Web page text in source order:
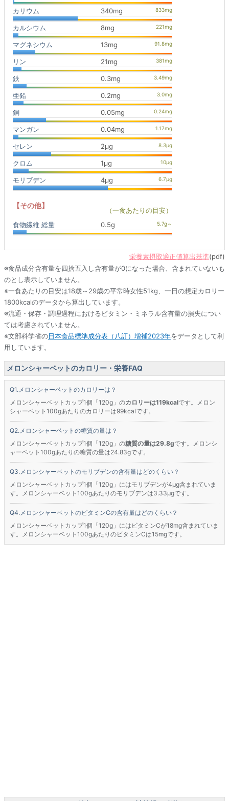
カリウム 340mg
カルシウム 8mg
マグネシウム 13mg
リン 21mg
鉄 0.3mg
亜鉛 0.2mg
銅 0.05mg
マンガン 0.04mg
セレン 2μg
クロム 1μg
モリブデン 4μg
【その他】
（一食あたりの目安）
食物繊維 総量
0.5g
栄養素摂取適正値算出基準(pdf)
※食品成分含有量を四捨五入し含有量が0になった場合、含まれていないも
のとし表示していません。
※一食あたりの目安は18歳～29歳の平常時女性51kg、一日の想定カロリー
1800kcalのデータから算出しています。
※流通・保存・調理過程におけるビタミン・ミネラル含有量の損失につい
ては考慮されていません。
※文部科学省の日本食品標準成分表（八訂）増補2023年をデータとして利
用しています。
メロンシャーベットのカロリー・栄養FAQ
メロンシャーベットのカロリーは？
メロンシャーベットカップ1個「120g」のカロリーは119kcalです。メロン
シャーベット100gあたりのカロリーは99kcalです。
メロンシャーベットの糖質の量は？
メロンシャーベットカップ1個「120g」の糖質の量は29.8gです。メロンシ
ャーベット100gあたりの糖質の量は24.83gです。
メロンシャーベットのモリブデンの含有量はどのくらい？
メロンシャーベットカップ1個「120g」にはモリブデンが4μg含まれていま
す。メロンシャーベット100gあたりのモリブデンは3.33μgです。
メロンシャーベットのビタミンCの含有量はどのくらい？
メロンシャーベットカップ1個「120g」にはビタミンCが18mg含まれていま
す。メロンシャーベット100gあたりのビタミンCは15mgです。